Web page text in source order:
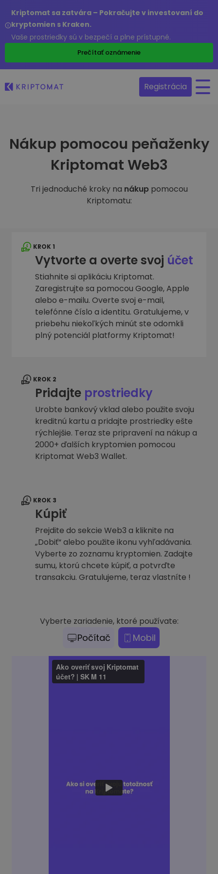
Kriptomat sa zatvára – Pokračujte v investovaní do
kryptomien s Kraken.
Vaše prostriedky sú v bezpečí a plne prístupné.
Prečítať oznámenie
Registrácia
Nákup pomocou peňaženky
Kriptomat Web3
Tri jednoduché kroky na nákup pomocou
Kriptomatu:
KROK 1
Vytvorte a overte svoj účet
Stiahnite si aplikáciu Kriptomat.
Zaregistrujte sa pomocou Google, Apple
alebo e-mailu. Overte svoj e-mail,
telefónne číslo a identitu. Gratulujeme, v
priebehu niekoľkých minút ste odomkli
plný potenciál platformy Kriptomat!
KROK 2
Pridajte prostriedky
Urobte bankový vklad alebo použite svoju
kreditnú kartu a pridajte prostriedky ešte
rýchlejšie. Teraz ste pripravení na nákup a
2000+ ďalších kryptomien pomocou
Kriptomat Web3 Wallet.
KROK 3
Kúpiť
Prejdite do sekcie Web3 a kliknite na
„Dobiť“ alebo použite ikonu vyhľadávania.
Vyberte zo zoznamu kryptomien. Zadajte
sumu, ktorú chcete kúpiť, a potvrďte
transakciu. Gratulujeme, teraz vlastníte !
Vyberte zariadenie, ktoré používate:
Počítač Mobil